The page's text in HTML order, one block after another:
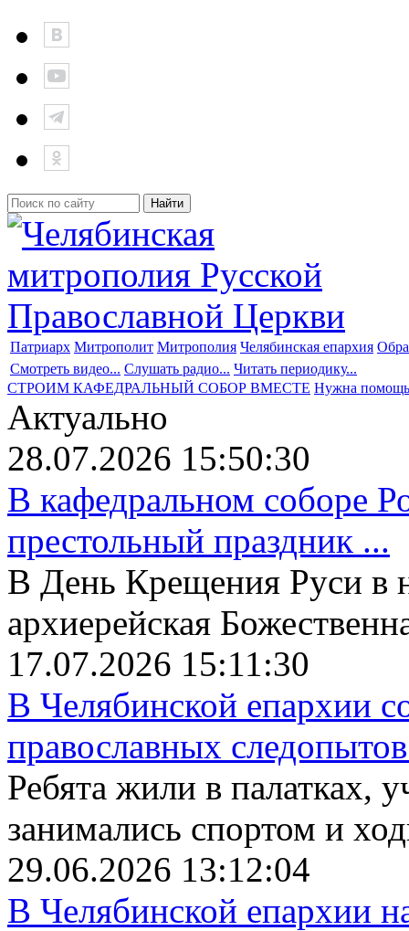
Патриарх Митрополит Митрополия Челябинская епархия
Смотреть видео... Слушать радио... Читать периодику...
СТРОИМ КАФЕДРАЛЬНЫЙ СОБОР ВМЕСТЕ Нужна помощь
Актуально
28.07.2026 15:50:30
В кафедральном соборе
престольный праздник ...
В День Крещения Руси в
архиерейская
17.07.2026 15:11:30
В Челябинской епархии
православных
Ребята жили в палатках,
занимались спортом и
29.06.2026 13:12:04
В Челябинской епархии